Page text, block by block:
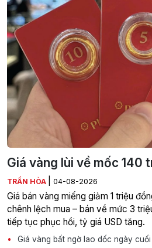
Giá vàng lùi về mốc 140
TRẦN HÒA 04-08-2026
Giá bán vàng miếng giảm 1 triệu
chênh lệch mua – bán về mức 3
tiếp tục phục hồi, tỷ giá USD tăng.
Giá vàng bất ngờ lao dốc ngày cuối